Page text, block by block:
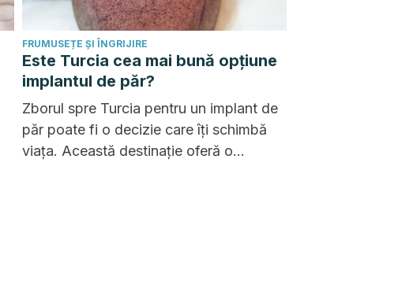
FRUMUSEȚE ȘI ÎNGRIJIRE
Este Turcia cea mai bună opțiune
implantul de păr?
Zborul spre Turcia pentru un implant de
păr poate fi o decizie care îți schimbă
viața. Această destinație oferă o